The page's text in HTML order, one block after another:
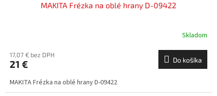
MAKITA Frézka na oblé hrany D-09422
Skladom
17,07 € bez DPH
21 € Do košíka
MAKITA Frézka na oblé hrany D-09422